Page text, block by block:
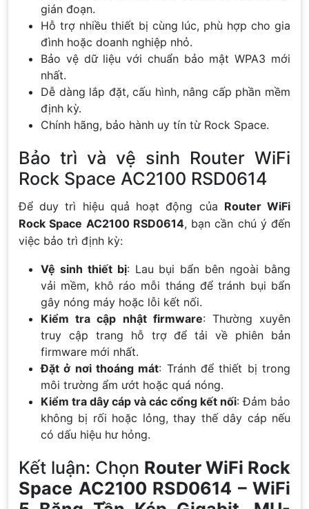
gián đoạn.
Hỗ trợ nhiều thiết bị cùng lúc, phù hợp cho gia
đình hoặc doanh nghiệp nhỏ.
Bảo vệ dữ liệu với chuẩn bảo mật WPA3 mới
nhất.
Dễ dàng lắp đặt, cấu hình, nâng cấp phần mềm
định kỳ.
Chính hãng, bảo hành uy tín từ Rock Space.
Bảo trì và vệ sinh Router WiFi
Rock Space AC2100 RSD0614
Để duy trì hiệu quả hoạt động của Router WiFi
Rock Space AC2100 RSD0614, bạn cần chú ý đến
việc bảo trì định kỳ:
Vệ sinh thiết bị: Lau bụi bẩn bên ngoài bằng
vải mềm, khô ráo mỗi tháng để tránh bụi bẩn
gây nóng máy hoặc lỗi kết nối.
Kiểm tra cập nhật firmware: Thường xuyên
truy cập trang hỗ trợ để tải về phiên bản
firmware mới nhất.
Đặt ở nơi thoáng mát: Tránh để thiết bị trong
môi trường ẩm ướt hoặc quá nóng.
Kiểm tra dây cáp và các cổng kết nối: Đảm bảo
không bị rối hoặc lỏng, thay thế dây cáp nếu
có dấu hiệu hư hỏng.
Kết luận: Chọn Router WiFi Rock
Space AC2100 RSD0614 – WiFi